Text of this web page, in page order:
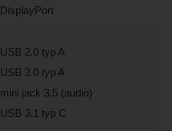
DisplayPort
USB 2.0 typ A
USB 3.0 typ A
mini jack 3,5 (audio)
USB 3.1 typ C